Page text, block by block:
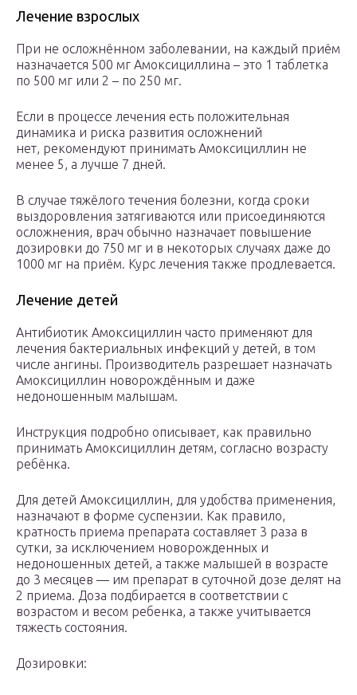
Лечение взрослых
При не осложнённом заболевании, на каждый приём
назначается 500 мг Амоксициллина – это 1 таблетка
по 500 мг или 2 – по 250 мг.
Если в процессе лечения есть положительная
динамика и риска развития осложнений
нет, рекомендуют принимать Амоксициллин не
менее 5, а лучше 7 дней.
В случае тяжёлого течения болезни, когда сроки
выздоровления затягиваются или присоединяются
осложнения, врач обычно назначает повышение
дозировки до 750 мг и в некоторых случаях даже до
1000 мг на приём. Курс лечения также продлевается.
Лечение детей
Антибиотик Амоксициллин часто применяют для
лечения бактериальных инфекций у детей, в том
числе ангины. Производитель разрешает назначать
Амоксициллин новорождённым и даже
недоношенным малышам.
Инструкция подробно описывает, как правильно
принимать Амоксициллин детям, согласно возрасту
ребёнка.
Для детей Амоксициллин, для удобства применения,
назначают в форме суспензии. Как правило,
кратность приема препарата составляет 3 раза в
сутки, за исключением новорожденных и
недоношенных детей, а также малышей в возрасте
до 3 месяцев — им препарат в суточной дозе делят на
2 приема. Доза подбирается в соответствии с
возрастом и весом ребенка, а также учитывается
тяжесть состояния.
Дозировки: